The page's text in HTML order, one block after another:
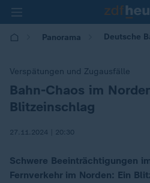
Panorama Deutsche
Verspätungen und Zugausfälle
:Bahn-Chaos im
Blitzeinschlag
27.11.2024 | 20:30
Schwere Beeinträchtigungen
Fernverkehr im Norden: Ein